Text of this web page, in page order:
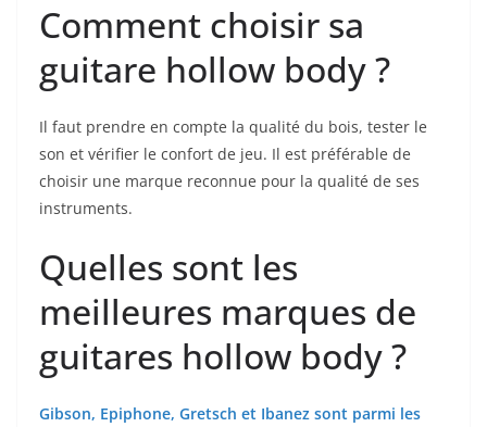
Comment choisir sa
guitare hollow body ?
Il faut prendre en compte la qualité du bois, tester le
son et vérifier le confort de jeu. Il est préférable de
choisir une marque⁣ reconnue pour la qualité de ses
instruments.
Quelles sont les
meilleures marques de
guitares hollow body ?
Gibson, Epiphone, Gretsch et Ibanez sont parmi les